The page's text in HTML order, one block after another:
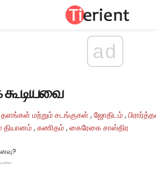
ad
கூடியவை
தளங்கள் மற்றும் சடங்குகள் ,ஜோதிடம்,
தியானம்,கணிதம்,கைரேகை சாஸ்திர